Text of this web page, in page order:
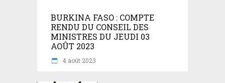
BURKINA FASO : COMPTE
RENDU DU CONSEIL DES
MINISTRES DU JEUDI 03
AOÛT 2023
4 août 2023